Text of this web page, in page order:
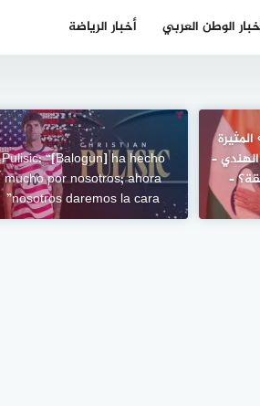
الوطن العربي أخبار الرياضة
–
–
Pulisic: “[Balogun] ha hecho
mucho por nosotros; ahora
nosotros daremos la cara”